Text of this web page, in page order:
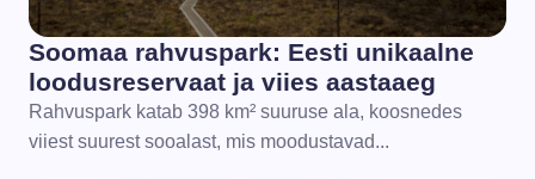
Soomaa rahvuspark: Eesti unikaalne
loodusreservaat ja viies aastaaeg
Rahvuspark katab 398 km² suuruse ala, koosnedes
viiest suurest sooalast, mis moodustavad...